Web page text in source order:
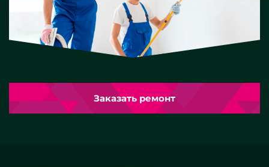
Заказать ремонт